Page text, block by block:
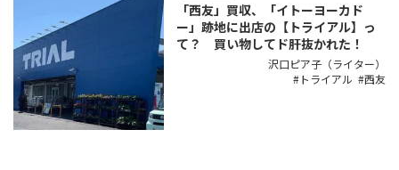
「西友」買収、「イトーヨーカド
ー」跡地に出店の【トライアル】っ
て？ 買い物してド肝抜かれた！
沢口ピア子（ライター）
トライアル
西友